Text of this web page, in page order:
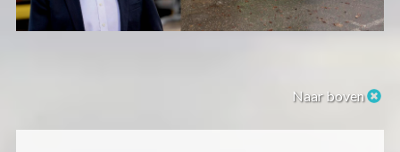
Naar boven